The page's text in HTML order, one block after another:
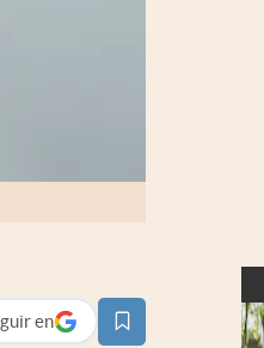
en
en nueva pestaña